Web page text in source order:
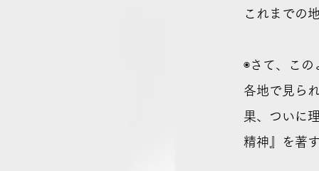
これまでの
◉さて、この
各地で見ら
果、ついに
精神』を著